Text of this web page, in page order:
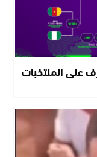
على المنتخبات